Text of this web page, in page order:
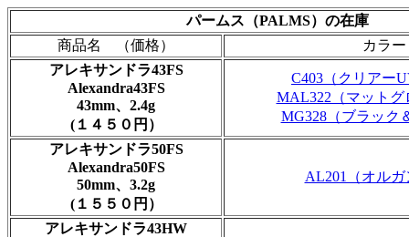
パームス （PALMS）の在庫
商品名 （価格）
カラー
アレキサンドラ43FS
Alexandra43FS
43mm、2.4g
(１４５０円）
C403（クリアー
MAL322（マットグ
MG328（ブラック
アレキサンドラ50FS
Alexandra50FS
50mm、3.2g
(１５５０円）
AL201（オル
アレキサンドラ43HW